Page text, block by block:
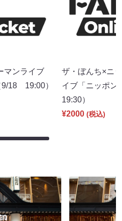
マンライブ
9/18 19:00）
ザ・ぼんち×ニ
イブ「ニッポ
19:30）
¥2000 (税込)